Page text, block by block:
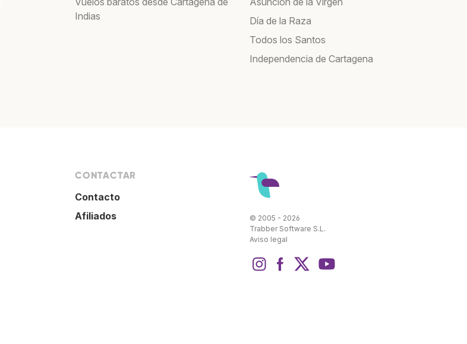
Indias
Día de la Raza
Todos los Santos
Independencia de Cartagena
CONTACTAR
Contacto
Afiliados
© 2005 - 2026
Trabber Software S.L.
Aviso legal